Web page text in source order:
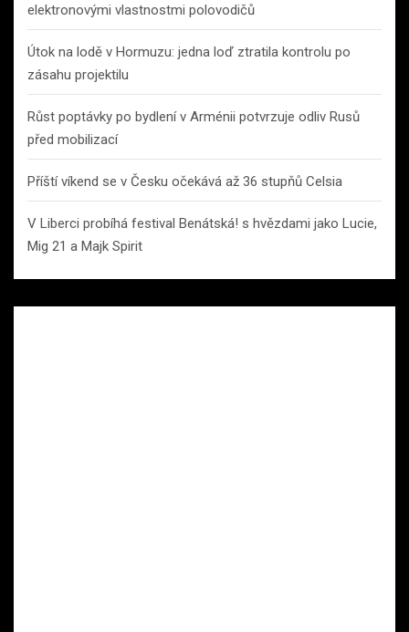
elektronovými vlastnostmi polovodičů
Útok na lodě v Hormuzu: jedna loď ztratila kontrolu po
zásahu projektilu
Růst poptávky po bydlení v Arménii potvrzuje odliv Rusů
před mobilizací
Příští víkend se v Česku očekává až 36 stupňů Celsia
V Liberci probíhá festival Benátská! s hvězdami jako Lucie,
Mig 21 a Majk Spirit